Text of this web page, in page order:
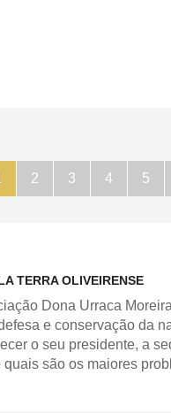
2 3 4 5
TERRA OLIVEIRENSE
Dona Urraca
e conservação da
o seu presidente, a
são os maiores